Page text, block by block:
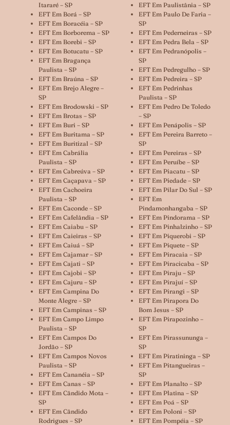
Itararé – SP
EFT Em Borá – SP
EFT Em Boracéia – SP
EFT Em Borborema – SP
EFT Em Borebi – SP
EFT Em Botucatu – SP
EFT Em Bragança
Paulista – SP
EFT Em Braúna – SP
EFT Em Brejo Alegre –
SP
EFT Em Brodowski – SP
EFT Em Brotas – SP
EFT Em Buri – SP
EFT Em Buritama – SP
EFT Em Buritizal – SP
EFT Em Cabrália
Paulista – SP
EFT Em Cabreúva – SP
EFT Em Caçapava – SP
EFT Em Cachoeira
Paulista – SP
EFT Em Caconde – SP
EFT Em Cafelândia – SP
EFT Em Caiabu – SP
EFT Em Caieiras – SP
EFT Em Caiuá – SP
EFT Em Cajamar – SP
EFT Em Cajati – SP
EFT Em Cajobi – SP
EFT Em Cajuru – SP
EFT Em Campina Do
Monte Alegre – SP
EFT Em Campinas – SP
EFT Em Campo Limpo
Paulista – SP
EFT Em Campos Do
Jordão – SP
EFT Em Campos Novos
Paulista – SP
EFT Em Cananéia – SP
EFT Em Canas – SP
EFT Em Cândido Mota –
SP
EFT Em Cândido
Rodrigues – SP
EFT Em Paulistânia – SP
EFT Em Paulo De Faria –
SP
EFT Em Pederneiras – SP
EFT Em Pedra Bela – SP
EFT Em Pedranópolis –
SP
EFT Em Pedregulho – SP
EFT Em Pedreira – SP
EFT Em Pedrinhas
Paulista – SP
EFT Em Pedro De Toledo
– SP
EFT Em Penápolis – SP
EFT Em Pereira Barreto –
SP
EFT Em Pereiras – SP
EFT Em Peruíbe – SP
EFT Em Piacatu – SP
EFT Em Piedade – SP
EFT Em Pilar Do Sul – SP
EFT Em
Pindamonhangaba – SP
EFT Em Pindorama – SP
EFT Em Pinhalzinho – SP
EFT Em Piquerobi – SP
EFT Em Piquete – SP
EFT Em Piracaia – SP
EFT Em Piracicaba – SP
EFT Em Piraju – SP
EFT Em Pirajuí – SP
EFT Em Pirangi – SP
EFT Em Pirapora Do
Bom Jesus – SP
EFT Em Pirapozinho –
SP
EFT Em Pirassununga –
SP
EFT Em Piratininga – SP
EFT Em Pitangueiras –
SP
EFT Em Planalto – SP
EFT Em Platina – SP
EFT Em Poá – SP
EFT Em Poloni – SP
EFT Em Pompéia – SP